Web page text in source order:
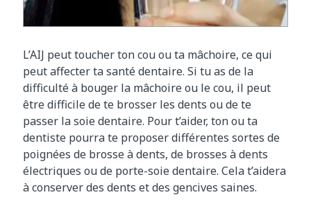
L’AIJ peut toucher ton cou ou ta mâchoire, ce qui
peut affecter ta santé dentaire. Si tu as de la
difficulté à bouger la mâchoire ou le cou, il peut
être difficile de te brosser les dents ou de te
passer la soie dentaire. Pour t’aider, ton ou ta
dentiste pourra te proposer différentes sortes de
poignées de brosse à dents, de brosses à dents
électriques ou de porte-soie dentaire. Cela t’aidera
à conserver des dents et des gencives saines.